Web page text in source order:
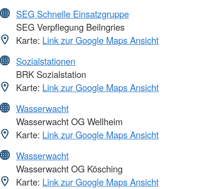
SEG Schnelle Einsatzgruppe
SEG Verpflegung Beilngries
Karte: Link zur Google Maps Ansicht
Sozialstationen
BRK Sozialstation
Karte: Link zur Google Maps Ansicht
Wasserwacht
Wasserwacht OG Wellheim
Karte: Link zur Google Maps Ansicht
Wasserwacht
Wasserwacht OG Kösching
Karte: Link zur Google Maps Ansicht